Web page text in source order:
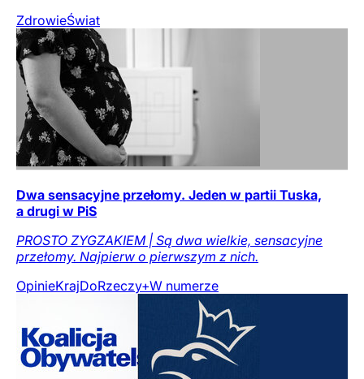
ZdrowieŚwiat
Dwa sensacyjne przełomy. Jeden w partii Tuska,
a drugi w PiS
PROSTO ZYGZAKIEM | Są dwa wielkie, sensacyjne
przełomy. Najpierw o pierwszym z nich.
OpinieKrajDoRzeczy+W numerze